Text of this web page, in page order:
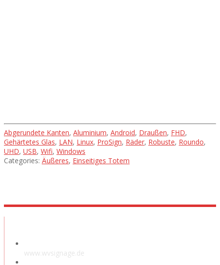
Abgerundete Kanten, Aluminium, Android, Draußen, FHD,
Gehärtetes Glas, LAN, Linux, ProSign, Räder, Robuste, Roundo,
UHD, USB, Wifi, Windows
Categories: Äußeres, Einseitiges Totem
www.wvsignage.de